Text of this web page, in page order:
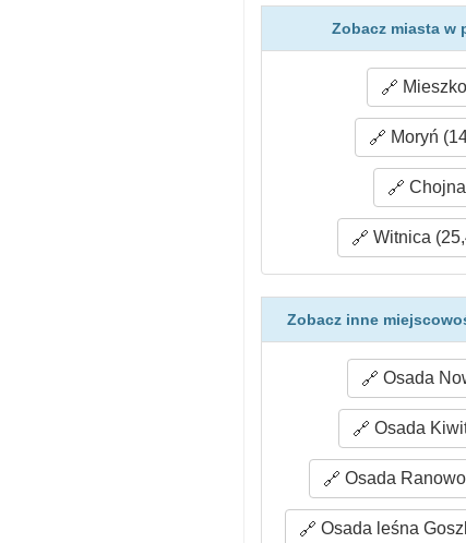
Zobacz miasta w
Moryń
Witnica
Zobacz inne
Osada
Osada
Osada
Osada leśna